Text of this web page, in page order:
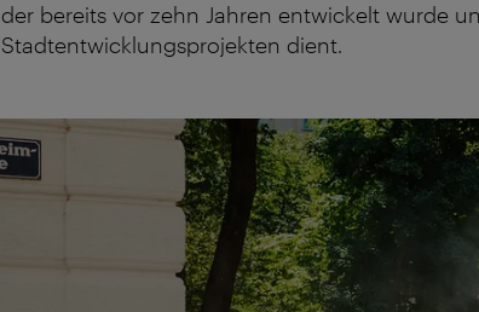
der bereits vor zehn Jahren entwickelt wurde
Stadtentwicklungsprojekten dient.